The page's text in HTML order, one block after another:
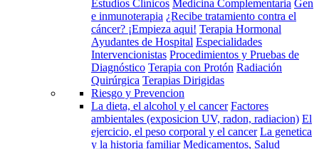
Estudios Clínicos Medicina Complementaria Gen
e inmunoterapia ¿Recibe tratamiento contra el
cáncer? ¡Empieza aqui! Terapia Hormonal
Ayudantes de Hospital Especialidades
Intervencionistas Procedimientos y Pruebas de
Diagnóstico Terapia con Protón Radiación
Quirúrgica Terapias Dirigidas
Riesgo y Prevencion
La dieta, el alcohol y el cancer Factores
ambientales (exposicion UV, radon, radiacion) El
ejercicio, el peso corporal y el cancer La genetica
y la historia familiar Medicamentos, Salud